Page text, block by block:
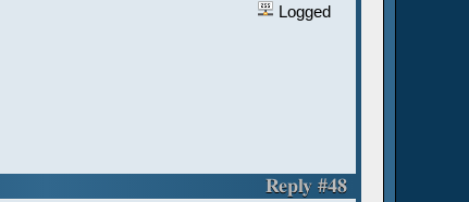
Logged
Reply #48